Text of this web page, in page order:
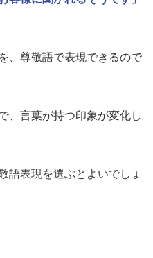
、尊敬語で表現できるので
、言葉が持つ印象が変化し
語表現を選ぶとよいでしょ